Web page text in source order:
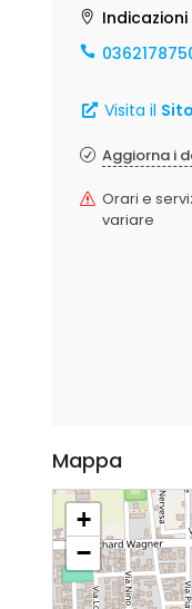
Visita il
Aggiorna i
Orari e
variare
Mappa
+
−